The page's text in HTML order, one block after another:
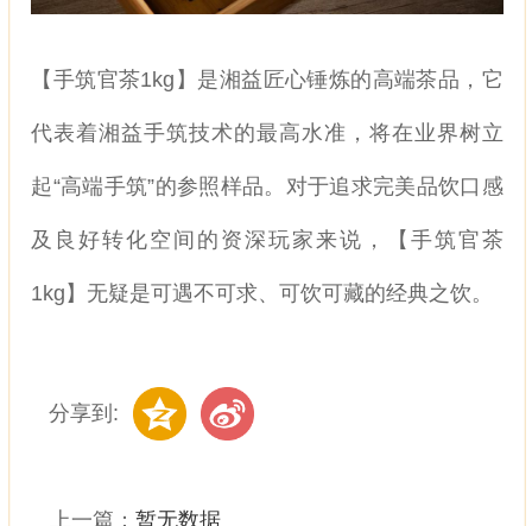
【手筑官茶1kg】是湘益匠心锤炼的高端茶品，它
代表着湘益手筑技术的最高水准，将在业界树立
起“高端手筑”的参照样品。对于追求完美品饮口感
及良好转化空间的资深玩家来说，【手筑官茶
1kg】无疑是可遇不可求、可饮可藏的经典之饮。
分享到:
上一篇：暂无数据